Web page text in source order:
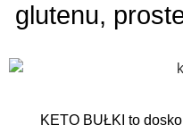
glutenu,
KETO BUŁKI to